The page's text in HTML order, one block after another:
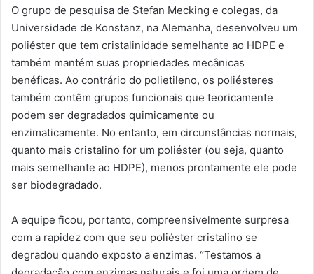
O grupo de pesquisa de Stefan Mecking e colegas, da
Universidade de Konstanz, na Alemanha, desenvolveu um
poliéster que tem cristalinidade semelhante ao HDPE e
também mantém suas propriedades mecânicas
benéficas. Ao contrário do polietileno, os poliésteres
também contêm grupos funcionais que teoricamente
podem ser degradados quimicamente ou
enzimaticamente. No entanto, em circunstâncias normais,
quanto mais cristalino for um poliéster (ou seja, quanto
mais semelhante ao HDPE), menos prontamente ele pode
ser biodegradado.
A equipe ficou, portanto, compreensivelmente surpresa
com a rapidez com que seu poliéster cristalino se
degradou quando exposto a enzimas. “Testamos a